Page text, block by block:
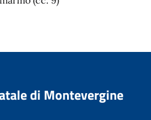
di Montevergine